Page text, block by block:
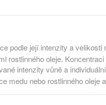
podle její intenzity a velikosti
rostlinného oleje.
intenzity vůně a
medu nebo rostlinného oleje